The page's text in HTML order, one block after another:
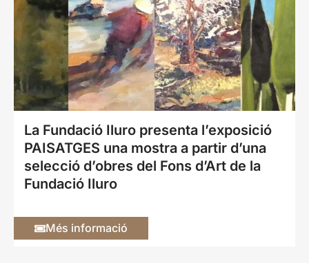
La Fundació Iluro presenta l’exposició
PAISATGES una mostra a partir d’una
selecció d’obres del Fons d’Art de la
Fundació Iluro
Més informació